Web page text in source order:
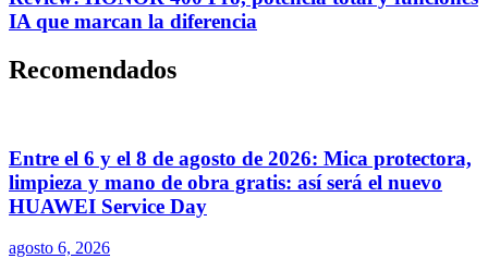
IA que marcan la diferencia
Recomendados
Entre el 6 y el 8 de agosto de 2026: Mica protectora,
limpieza y mano de obra gratis: así será el nuevo
HUAWEI Service Day
agosto 6, 2026